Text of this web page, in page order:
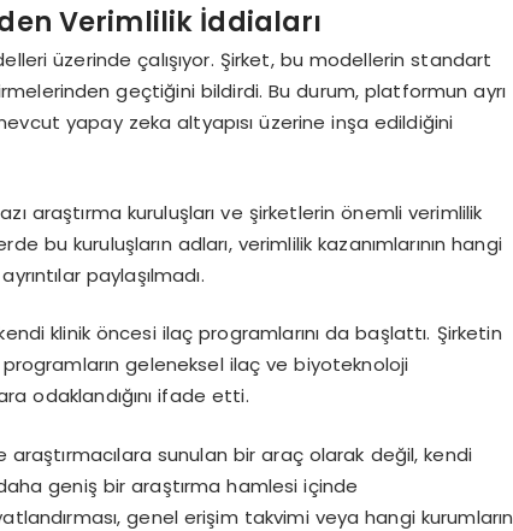
Verimlilik İddiaları
üzerinde çalışıyor. Şirket, bu modellerin standart
geçtiğini bildirdi. Bu durum, platformun ayrı
yapay zeka altyapısı üzerine inşa edildiğini
kuruluşları ve şirketlerin önemli verimlilik
bu kuruluşların adları, verimlilik kazanımlarının hangi
paylaşılmadı.
klinik öncesi ilaç programlarını da başlattı. Şirketin
geleneksel ilaç ve biyoteknoloji
odaklandığını ifade etti.
araştırmacılara sunulan bir araç olarak değil, kendi
geniş bir araştırma hamlesi içinde
genel erişim takvimi veya hangi kurumların